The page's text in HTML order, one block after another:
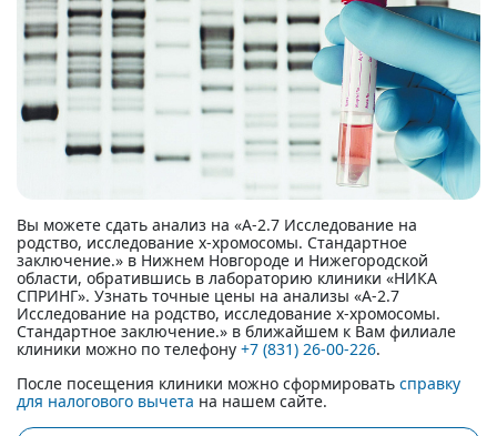
Вы можете сдать анализ на «А-2.7 Исследование на
родство, исследование х-хромосомы. Стандартное
заключение.» в Нижнем Новгороде и Нижегородской
области, обратившись в лабораторию клиники «НИКА
СПРИНГ». Узнать точные цены на анализы «А-2.7
Исследование на родство, исследование х-хромосомы.
Стандартное заключение.» в ближайшем к Вам филиале
клиники можно по телефону +7 (831) 26-00-226.
После посещения клиники можно сформировать справку
для налогового вычета на нашем сайте.